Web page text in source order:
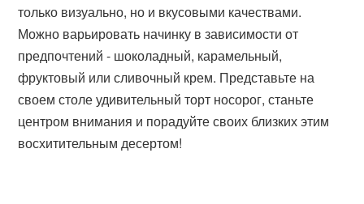
только визуально, но и вкусовыми качествами.
Можно варьировать начинку в зависимости от
предпочтений - шоколадный, карамельный,
фруктовый или сливочный крем. Представьте на
своем столе удивительный торт носорог, станьте
центром внимания и порадуйте своих близких этим
восхитительным десертом!